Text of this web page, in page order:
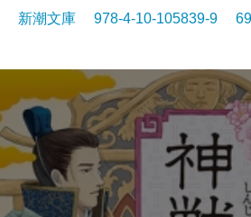
新潮文庫 978-4-10-105839-9